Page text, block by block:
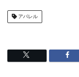
アパレル